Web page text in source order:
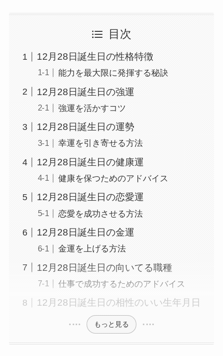
目次
12月28日誕生日の性格特徴
能力を最大限に発揮する秘訣
12月28日誕生日の強運
強運を活かすコツ
12月28日誕生日の運勢
幸運を引き寄せる方法
12月28日誕生日の健康運
健康を保つためのアドバイス
12月28日誕生日の恋愛運
恋愛を成功させる方法
12月28日誕生日の金運
金運を上げる方法
12月28日誕生日の向いてる職種
仕事で成功するためのアドバイス
12月28日誕生日の相性のいい生年月日
もっと見る